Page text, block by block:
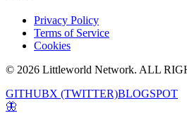
Privacy Policy
Terms of Service
Cookies
© 2026 Littleworld Network. ALL
GITHUBX (TWITTER)BLOGSPOT
🦋